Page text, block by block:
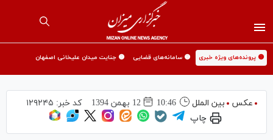
🟡 پرونده‌های ویژه خبری 🟡 سامانه‌های قضایی 🟡 جنایت میدان علیخانی اصفهان
عکس بین الملل 10:46 12 بهمن 1394 کد خبر: ۱۲۹۲۴۵
چاپ